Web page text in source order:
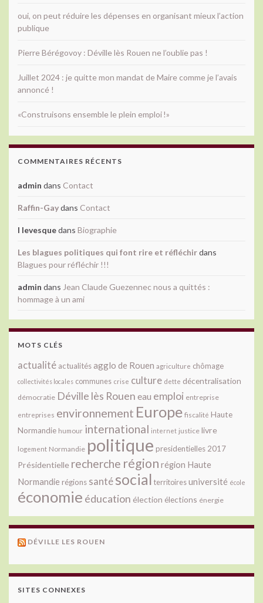
oui, on peut réduire les dépenses en organisant mieux l’action
publique
Pierre Bérégovoy : Déville lès Rouen ne l’oublie pas !
Juillet 2024 : je quitte mon mandat de Maire comme je l’avais
annoncé !
«Construisons ensemble le plein emploi !»
COMMENTAIRES RÉCENTS
admin dans Contact
Raffin-Gaydans Contact
l levesquedans Biographie
Les blagues politiques qui font rire et réfléchirdans
Blagues pour réfléchir !!!
admin dans Jean Claude Guezennec nous a quittés :
hommage à un ami
MOTS CLÉS
actualité actualitésagglo de Rouen agriculture chômage
collectivités locales communes crise culture dette décentralisation
démocratie Déville lès Rouen eau emploi entreprise
entreprises environnement Europe fiscalité Haute
Normandie humour international internet justice livre
logement Normandie politique presidentielles 2017
Présidentielle recherche région région Haute
Normandie régions santésocial territoiresuniversité école
économie éducation élection élections énergie
DÉVILLE LES ROUEN
SITES CONNEXES